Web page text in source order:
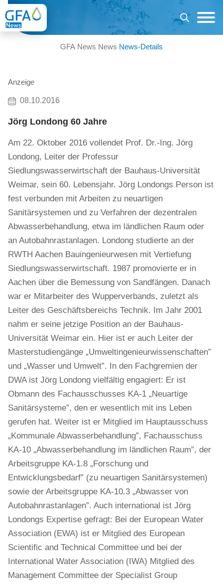
GFA News News News-Details
Anzeige
08.10.2016
Jörg Londong 60 Jahre
Am 22. Oktober 2016 vollendet Prof. Dr.-Ing. Jörg
Londong, Leiter der Professur
Siedlungswasserwirtschaft der Bauhaus-Universität
Weimar, sein 60. Lebensjahr. Jörg Londongs Person ist
fest verbunden mit Arbeiten zu neuartigen
Sanitärsystemen und zu Verfahren der dezentralen
Abwasserbehandlung, etwa im ländlichen Raum oder
an Autobahnrastanlagen. Londong studierte an der
RWTH Aachen Bauingenieurwesen mit Vertiefung
Siedlungswasserwirtschaft. 1987 promovierte er in
Aachen über die Bemessung von Sandfängen. Danach
war er Mitarbeiter des Wupperverbands, zuletzt als
Leiter des Geschäftsbereichs Technik. Im Jahr 2001
nahm er seine jetzige Position an der Bauhaus-
Universität Weimar ein. Hier ist er auch Leiter der
Masterstudiengänge „Umweltingenieurwissenschaften”
und „Wasser und Umwelt”. In den Fachgremien der
DWA ist Jörg Londong vielfältig engagiert: Er ist
Obmann des Fachausschusses KA-1 „Neuartige
Sanitärsysteme”, den er wesentlich mit ins Leben
gerufen hat. Weiter ist er Mitglied im Hauptausschuss
„Kommunale Abwasserbehandlung”, Fachausschuss
KA-10 „Abwasserbehandlung im ländlichen Raum”, der
Arbeitsgruppe KA-1.8 „Forschung und
Entwicklungsbedarf” (zu neuartigen Sanitärsystemen)
sowie der Arbeitsgruppe KA-10.3 „Abwasser von
Autobahnrastanlagen”. Auch international ist Jörg
Londongs Expertise gefragt: Bei der European Water
Association (EWA) ist er Mitglied des European
Scientific and Technical Committee und bei der
International Water Association (IWA) Mitglied des
Management Committee der Specialist Group